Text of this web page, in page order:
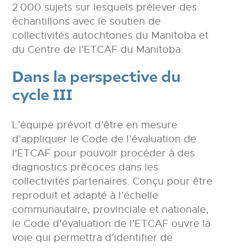
2 000 sujets sur lesquels prélever des
échantillons avec le soutien de
collectivités autochtones du Manitoba et
du Centre de l’ETCAF du Manitoba.
Dans la perspective du
cycle III
L’équipe prévoit d’être en mesure
d’appliquer le Code de l’évaluation de
l’ETCAF pour pouvoir procéder à des
diagnostics précoces dans les
collectivités partenaires. Conçu pour être
reproduit et adapté à l’échelle
communautaire, provinciale et nationale,
le Code d’évaluation de l’ETCAF ouvre la
voie qui permettra d’identifier de